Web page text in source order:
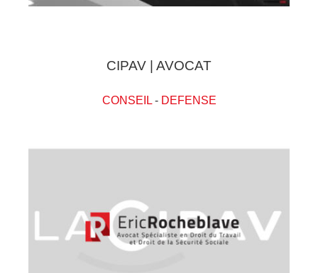
CIPAV | AVOCAT
CONSEIL- DEFENSE